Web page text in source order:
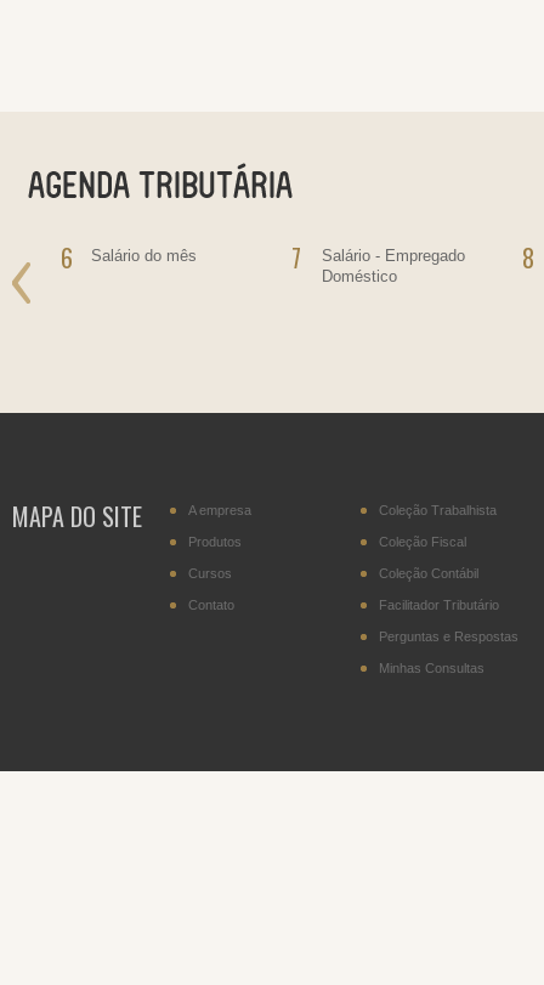
6 Salário do mês 7
Salário - Empregado
Doméstico
8
MAPA DO SITE A empresa
Produtos
Cursos
Contato
Coleção Trabalhista
Coleção Fiscal
Coleção Contábil
Facilitador Tributário
Perguntas e Respostas
Minhas Consultas